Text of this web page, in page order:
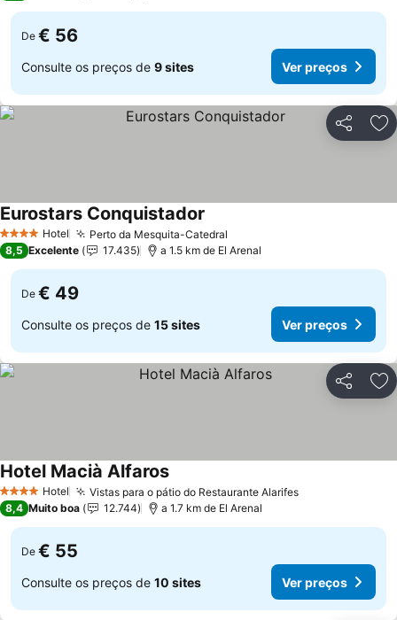
De € 56
Consulte os preços de 9 sites Ver preços
Partilhar
4 EstrelasHotel Perto da Mesquita-Catedral
Eurostars Conquistador
8,5 Excelente 17.435 a 1.5 km de El Arenal
De € 49
Consulte os preços de 15 sites Ver preços
Partilhar
4 EstrelasHotel Vistas para o pátio do Restaurante Alarifes
Hotel Macià Alfaros
8,4 Muito boa 12.744 a 1.7 km de El Arenal
De € 55
Consulte os preços de 10 sites Ver preços